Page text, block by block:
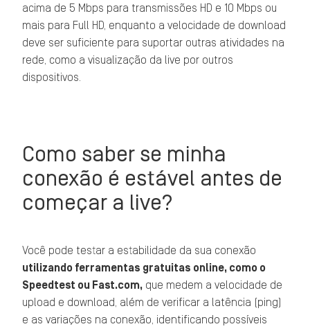
acima de 5 Mbps para transmissões HD e 10 Mbps ou
mais para Full HD, enquanto a velocidade de download
deve ser suficiente para suportar outras atividades na
rede, como a visualização da live por outros
dispositivos.
Como saber se minha
conexão é estável antes de
começar a live?
Você pode testar a estabilidade da sua conexão
utilizando ferramentas gratuitas online, como o
Speedtest ou Fast.com, que medem a velocidade de
upload e download, além de verificar a latência (ping)
e as variações na conexão, identificando possíveis